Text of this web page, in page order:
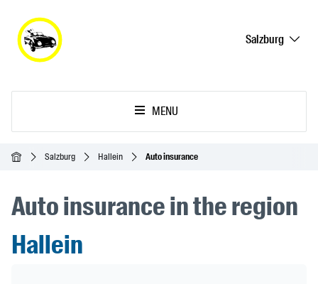
Salzburg
MENU
HomepageSalzburg Hallein Auto insurance
Auto insurance in the region
Hallein